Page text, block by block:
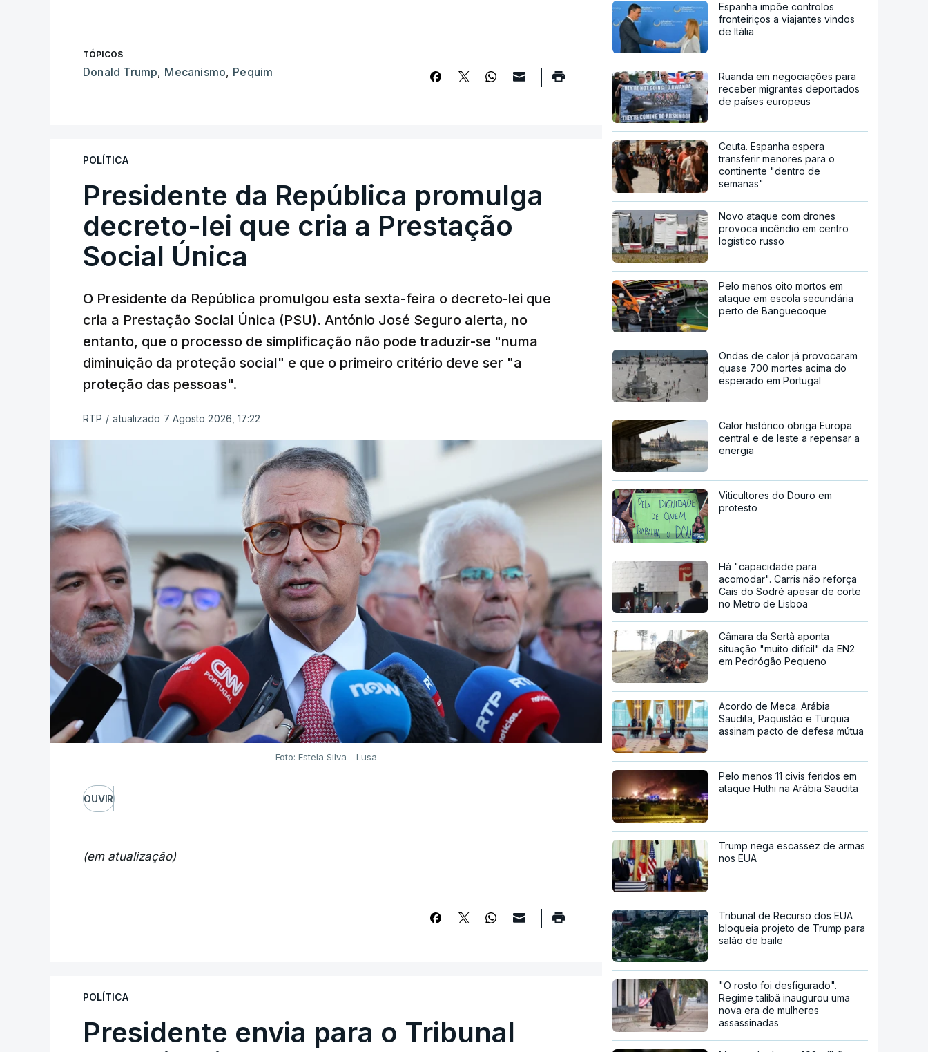
TÓPICOS
Donald Trump, Mecanismo, Pequim
POLÍTICA
Presidente da República promulga
decreto-lei que cria a Prestação
Social Única
O Presidente da República promulgou esta sexta-feira o decreto-lei que
cria a Prestação Social Única (PSU). António José Seguro alerta, no
entanto, que o processo de simplificação não pode traduzir-se "numa
diminuição da proteção social" e que o primeiro critério deve ser "a
proteção das pessoas".
RTP / atualizado 7 Agosto 2026, 17:22
Foto: Estela Silva - Lusa
OUVIR
(em atualização)
POLÍTICA
Presidente envia para o Tribunal
Espanha impõe controlos
fronteiriços a viajantes vindos
de Itália
Ruanda em negociações para
receber migrantes deportados
de países europeus
Ceuta. Espanha espera
transferir menores para o
continente "dentro de
semanas"
Novo ataque com drones
provoca incêndio em centro
logístico russo
Pelo menos oito mortos em
ataque em escola secundária
perto de Banguecoque
Ondas de calor já provocaram
quase 700 mortes acima do
esperado em Portugal
Calor histórico obriga Europa
central e de leste a repensar a
energia
Viticultores do Douro em
protesto
Há "capacidade para
acomodar". Carris não reforça
Cais do Sodré apesar de corte
no Metro de Lisboa
Câmara da Sertã aponta
situação "muito difícil" da EN2
em Pedrógão Pequeno
Acordo de Meca. Arábia
Saudita, Paquistão e Turquia
assinam pacto de defesa mútua
Pelo menos 11 civis feridos em
ataque Huthi na Arábia Saudita
Trump nega escassez de armas
nos EUA
Tribunal de Recurso dos EUA
bloqueia projeto de Trump para
salão de baile
"O rosto foi desfigurado".
Regime talibã inaugurou uma
nova era de mulheres
assassinadas